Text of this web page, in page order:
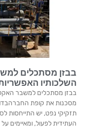
בבזן מסתכלים
השלכותיו
בבזן מסתכלים למשבר
מסכנות את קופת
תזקיקי נפט, יש התייחסות
העתידית לפעול, ומאיימים